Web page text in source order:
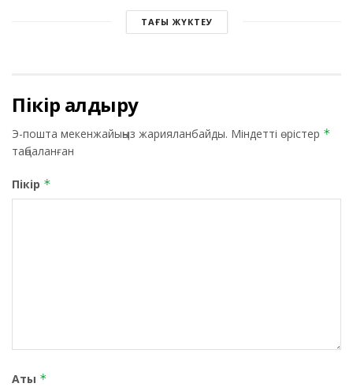
ТАҒЫ ЖҮКТЕУ
Пікір қалдыру
Э-пошта мекенжайыңыз жарияланбайды. Міндетті өрістер *
таңбаланған
Пікір *
Аты *